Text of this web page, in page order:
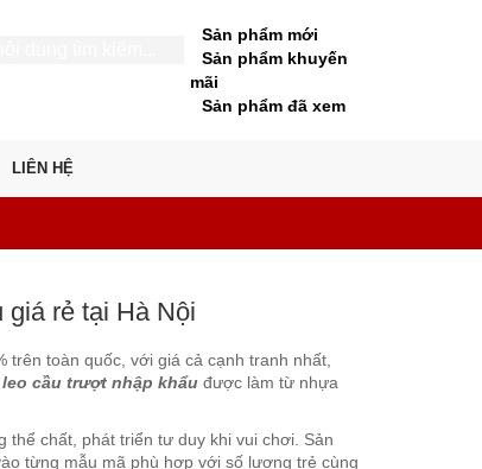
Sản phẩm mới
Sản phẩm khuyến
mãi
Sản phẩm đã xem
LIÊN HỆ
rẻ tại Hà Nội
trên toàn quốc, với giá cả cạnh tranh nhất,
cầu trượt nhập khẩuđược làm từ nhựa
thể chất, phát triển tư duy khi vui chơi. Sản
từng mẫu mã phù hợp với số lượng trẻ cùng